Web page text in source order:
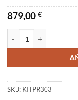
879,00 €
SKU: KITPR303